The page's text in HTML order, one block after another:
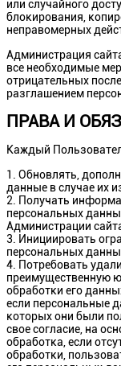
или случайного
блокирования,
неправомерных
Администрация
все необходимые
отрицательных
разглашением
ПРАВА И
Каждый
Обновлять,
данные в случае их
Получать
персональных
Администрации
Инициировать
персональных
Потребовать
преимущественную
обработки его
если персональные
которых они были
свое согласие, на
обработка, если
обработки,